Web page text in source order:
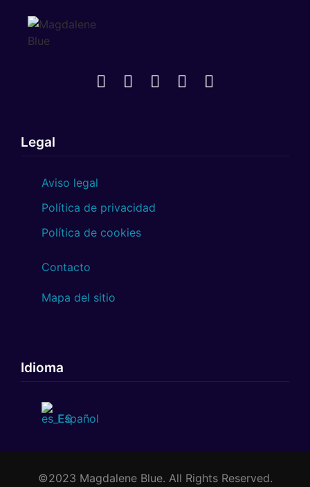
Legal
Aviso legal
Política de privacidad
Política de cookies
Contacto
Mapa del sitio
Idioma
Español
©2023 Magdalene Blue. All Rights Reserved.